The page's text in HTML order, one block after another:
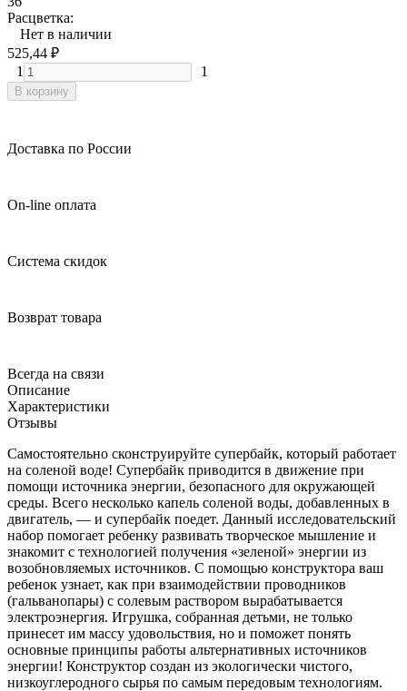
Расцветка:
Нет в наличии
525,44 ₽
1
1
В корзину
Доставка по России
On-line оплата
Система скидок
Возврат товара
Всегда на связи
Описание
Характеристики
Отзывы
Самостоятельно сконструируйте супербайк, который работает
на соленой воде! Супербайк приводится в движение при
помощи источника энергии, безопасного для окружающей
среды. Всего несколько капель соленой воды, добавленных в
двигатель, — и супербайк поедет. Данный исследовательский
набор помогает ребенку развивать творческое мышление и
знакомит с технологией получения «зеленой» энергии из
возобновляемых источников. С помощью конструктора ваш
ребенок узнает, как при взаимодействии проводников
(гальванопары) с солевым раствором вырабатывается
электроэнергия. Игрушка, собранная детьми, не только
принесет им массу удовольствия, но и поможет понять
основные принципы работы альтернативных источников
энергии! Конструктор создан из экологически чистого,
низкоуглеродного сырья по самым передовым технологиям.